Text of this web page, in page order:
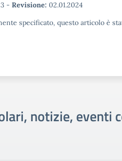
- Revisione: 02.01.2024
specificato, questo articolo è
notizie, eventi